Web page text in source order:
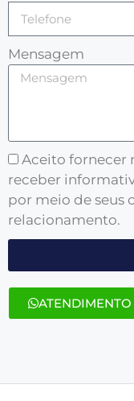
Mensagem
Aceito fornecer
receber
por meio de seus
relacionamento.